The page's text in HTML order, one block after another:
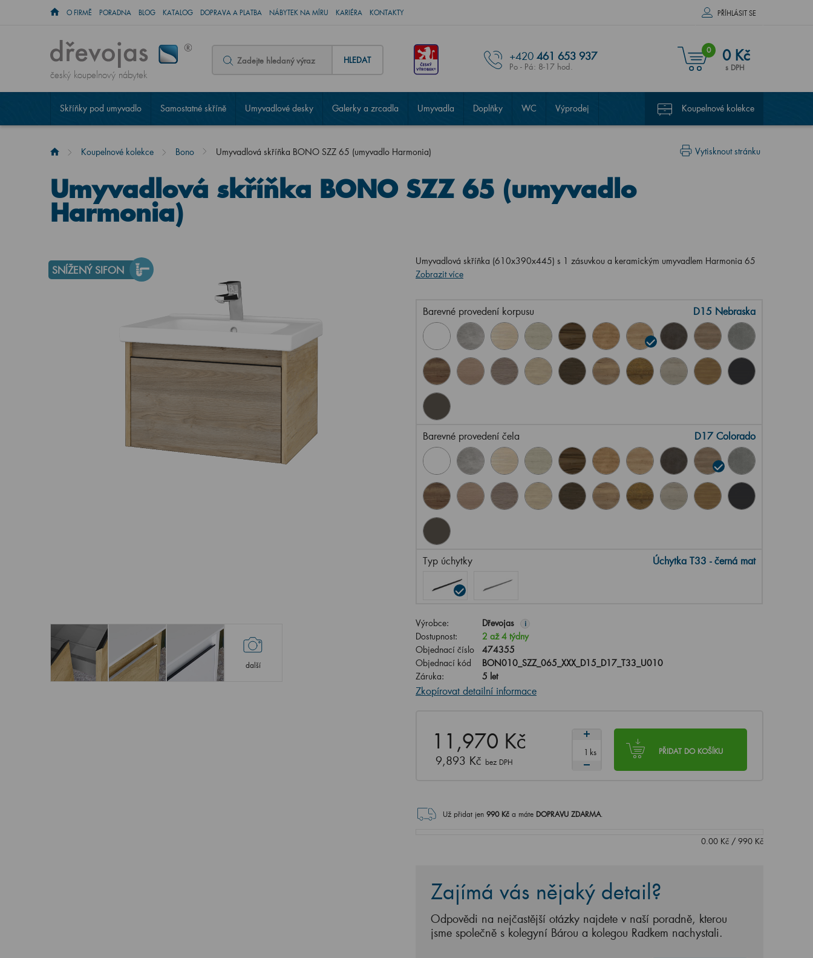
O FIRMĚ PORADNA BLOG KATALOG DOPRAVA A PLATBA NÁBYTEK NA MÍRU KARIÉRA KONTAKTY PŘÍHLÁSIT SE
český koupelnový nábytek
HLEDAT +420 461 653 937
Po - Pá: 8-17 hod.
0 0 Kč
s DPH
Skříňky pod umyvadlo Samostatné skříně Umyvadlové desky Galerky a zrcadla Umyvadla Doplňky WC Výprodej Koupelnové kolekce
Vytisknout stránku
Koupelnové kolekce Bono Umyvadlová skříňka BONO SZZ 65 (umyvadlo Harmonia)
Umyvadlová skříňka BONO SZZ 65 (umyvadlo
Harmonia)
SNÍŽENÝ SIFON
další
Umyvadlová skříňka (610x390x445) s 1 zásuvkou a keramickým umyvadlem Harmonia 65
Zobrazit více
Barevné provedení korpusu D15 Nebraska
Barevné provedení čela D17 Colorado
Typ úchytky Úchytka T33 - černá mat
Výrobce: Dřevojas i
Dostupnost:
2 až 4 týdny
Objednací číslo
474355
Objednací kód
BON010_SZZ_065_XXX_D15_D17_T33_U010
Záruka:
5 let
Zkopírovat detailní informace
11,970 Kč
9,893 Kč bez DPH
PŘIDAT DO KOŠÍKU
ks
Už přidat jen 990Kč a máte DOPRAVU ZDARMA.
0.00Kč/ 990Kč
Zajímá vás nějaký detail?
Odpovědi na nejčastější otázky najdete v naší poradně, kterou
jsme společně s kolegyní Bárou a kolegou Radkem nachystali.